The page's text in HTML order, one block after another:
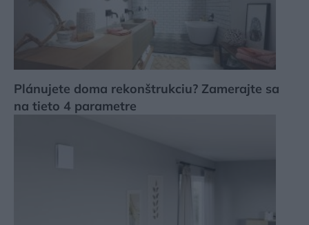
Plánujete doma rekonštrukciu? Zamerajte sa
na tieto 4 parametre